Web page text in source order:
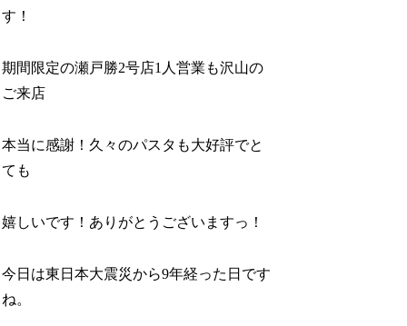
す！
期間限定の瀬戸勝2号店1人営業も沢山の
ご来店
本当に感謝！久々のパスタも大好評でと
ても
嬉しいです！ありがとうございますっ！
今日は東日本大震災から9年経った日です
ね。